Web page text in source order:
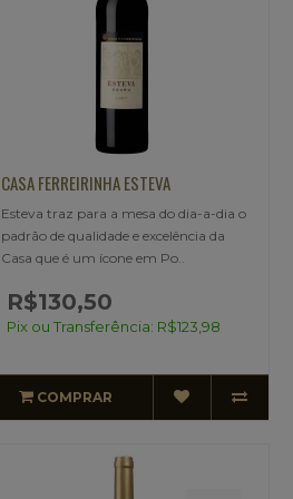
CASA FERREIRINHA ESTEVA
Esteva traz para a mesa do dia-a-dia o
padrão de qualidade e excelência da
Casa que é um ícone em Po..
R$130,50
Pix ou Transferência: R$123,98
COMPRAR